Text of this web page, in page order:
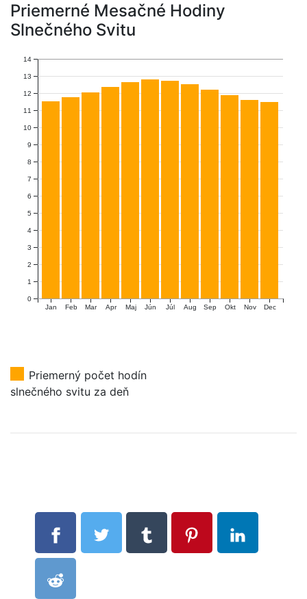
Priemerné Mesačné Hodiny
Slnečného Svitu
Jan Feb Mar Apr Maj Jún Júl Aug Sep Okt Nov Dec
0
1
2
3
4
5
6
7
8
9
10
11
12
13
14
Priemerný počet hodín
slnečného svitu za deň